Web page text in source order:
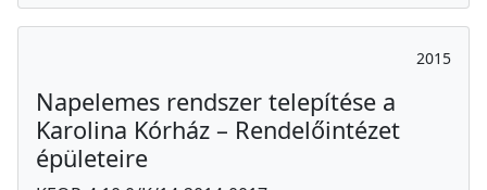
2015
Napelemes rendszer telepítése a
Karolina Kórház – Rendelőintézet
épületeire